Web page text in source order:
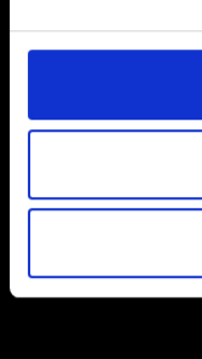
일부 쿠키는 웹 사
관련 기술적 피드백
환경을 개선하기 위
파악하기 위해 쿠키
있습니다. 물론, 이
경우에는 사용자의